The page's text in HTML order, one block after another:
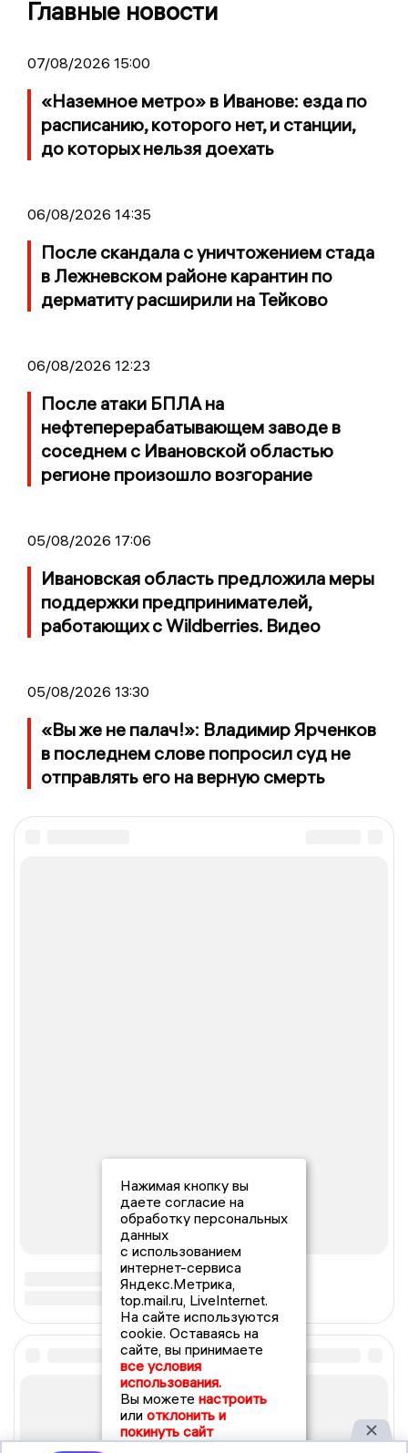
Главные новости
07/08/2026 15:00
«Наземное метро» в Иванове: езда по
расписанию, которого нет, и станции,
до которых нельзя доехать
06/08/2026 14:35
После скандала с уничтожением стада
в Лежневском районе карантин по
дерматиту расширили на Тейково
06/08/2026 12:23
После атаки БПЛА на
нефтеперерабатывающем заводе в
соседнем с Ивановской областью
регионе произошло возгорание
05/08/2026 17:06
Ивановская область предложила меры
поддержки предпринимателей,
работающих с Wildberries. Видео
05/08/2026 13:30
«Вы же не палач!»: Владимир Ярченков
в последнем слове попросил суд не
отправлять его на верную смерть
Нажимая кнопку вы
даете согласие на
обработку персональных
данных
с использованием
интернет-сервиса
Яндекс.Метрика,
top.mail.ru, LiveInternet.
На сайте используются
cookie. Оставаясь на
сайте, вы принимаете
все условия
использования.
Вы можете настроить
или отклонить и
покинуть сайт